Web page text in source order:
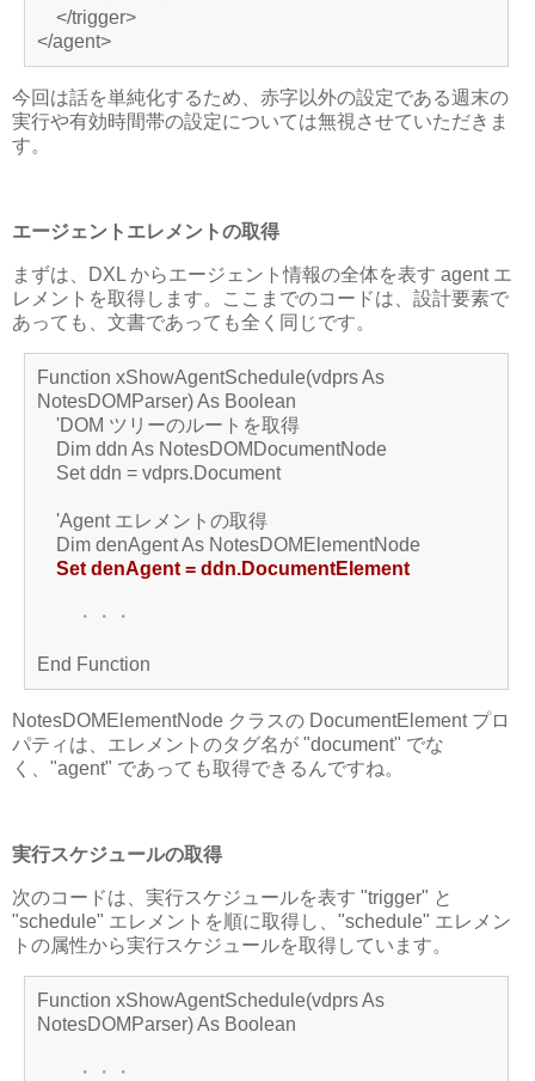
</trigger>
</agent>
今回は話を単純化するため、赤字以外の設定である週末の
実行や有効時間帯の設定については無視させていただきま
す。
エージェントエレメントの取得
まずは、DXL からエージェント情報の全体を表す agent エ
レメントを取得します。ここまでのコードは、設計要素で
あっても、文書であっても全く同じです。
Function xShowAgentSchedule(vdprs As
NotesDOMParser) As Boolean
'DOM ツリーのルートを取得
Dim ddn As NotesDOMDocumentNode
Set ddn = vdprs.Document
'Agent エレメントの取得
Dim denAgent As NotesDOMElementNode
Set denAgent = ddn.DocumentElement
・・・
End Function
NotesDOMElementNode クラスの DocumentElement プロ
パティは、エレメントのタグ名が "document" でな
く、"agent" であっても取得できるんですね。
実行スケジュールの取得
次のコードは、実行スケジュールを表す "trigger" と
"schedule" エレメントを順に取得し、"schedule" エレメン
トの属性から実行スケジュールを取得しています。
Function xShowAgentSchedule(vdprs As
NotesDOMParser) As Boolean
・・・